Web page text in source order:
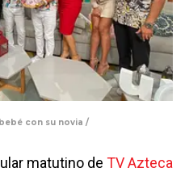
con su novia /
matutino de TV Azteca